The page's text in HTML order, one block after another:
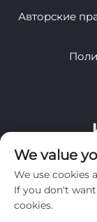
Авторские
Подпишитесь,
We value
We use cookies
If you don't
cookies.